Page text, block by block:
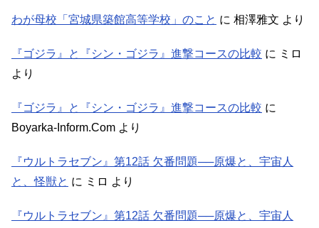
わが母校「宮城県築館高等学校」のこと に 相澤雅文 より
『ゴジラ』と『シン・ゴジラ』進撃コースの比較 に ミロ
より
『ゴジラ』と『シン・ゴジラ』進撃コースの比較 に
Boyarka-Inform.Com より
『ウルトラセブン』第12話 欠番問題──原爆と、宇宙人
と、怪獣と に ミロ より
『ウルトラセブン』第12話 欠番問題──原爆と、宇宙人